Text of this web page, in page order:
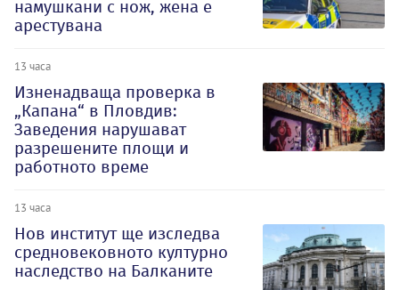
намушкани с нож, жена е
арестувана
13 часа
Изненадваща проверка в
„Капана“ в Пловдив:
Заведения нарушават
разрешените площи и
работното време
13 часа
Нов институт ще изследва
средновековното културно
наследство на Балканите